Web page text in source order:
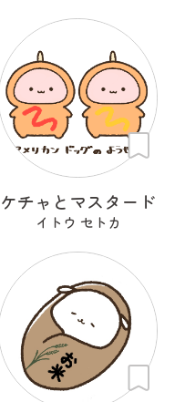
ケチャとマスタード
イトウ セトカ